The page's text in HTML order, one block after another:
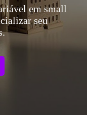
em small
seu